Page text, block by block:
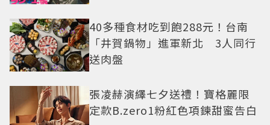
40多種食材吃到飽288元！台南
「井賀鍋物」進軍新北 3人同行
送肉盤
張凌赫演繹七夕送禮！寶格麗限
定款B.zero1粉紅色項鍊甜蜜告白